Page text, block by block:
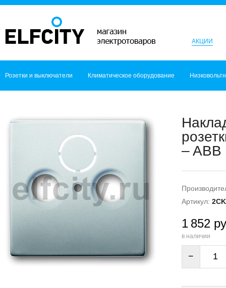
АКЦИИ
Розетки и выключатели Климатическое оборудование
– ABB
Артикул:
1 852
в наличии
−